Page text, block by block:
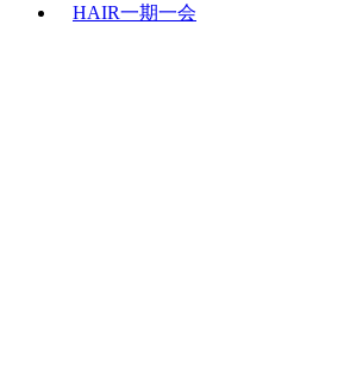
HAIR一期一会